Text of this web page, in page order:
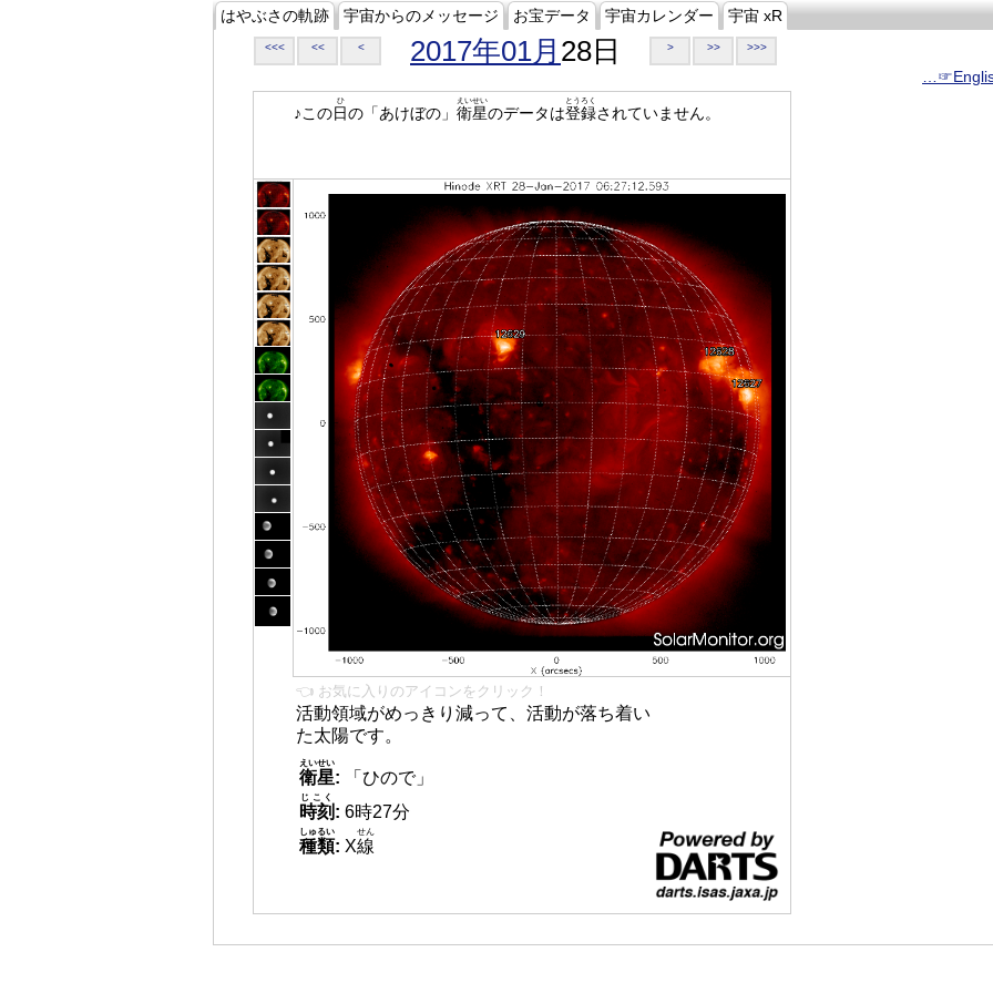
はやぶさの軌跡 宇宙からのメッセージ お宝データ 宇宙カレンダー 宇宙 xR
<<< << < 2017年01月 28日 > >> >>>
♪この日
ひ
の「あけぼの」 衛星
えいせい
のデータは登録
とうろく
されていません。
👈 お気に入りのアイコンをクリック！
活動領域がめっきり減って、活動が落ち着い
た太陽です。
衛星
えいせい
:
「ひので」
時刻
じこく
: 6時27分
種類
しゅるい
: X線
せん